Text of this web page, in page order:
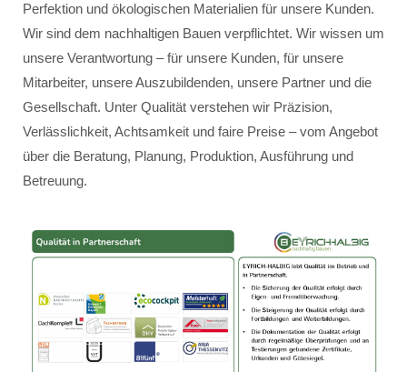
Perfektion und ökologischen Materialien für unsere Kunden.
Wir sind dem nachhaltigen Bauen verpflichtet. Wir wissen um
unsere Verantwortung – für unsere Kunden, für unsere
Mitarbeiter, unsere Auszubildenden, unsere Partner und die
Gesellschaft. Unter Qualität verstehen wir Präzision,
Verlässlichkeit, Achtsamkeit und faire Preise – vom Angebot
über die Beratung, Planung, Produktion, Ausführung und
Betreuung.